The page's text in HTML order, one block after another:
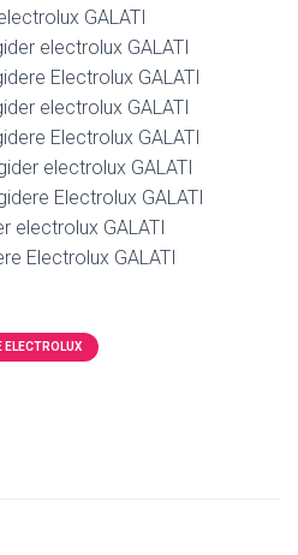
GALATI
electrolux GALATI
Electrolux GALATI
electrolux GALATI
Electrolux GALATI
electrolux GALATI
Electrolux GALATI
electrolux GALATI
Electrolux GALATI
ELECTROLUX